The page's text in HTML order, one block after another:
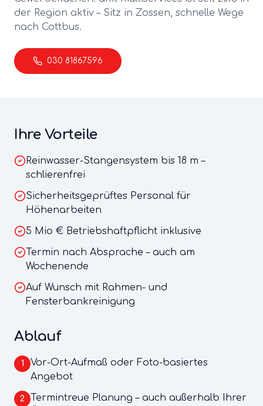
der Region aktiv – Sitz in Zossen, schnelle Wege
nach Cottbus.
030 81867596
Ihre Vorteile
Reinwasser-Stangensystem bis 18 m –
schlierenfrei
Sicherheitsgeprüftes Personal für
Höhenarbeiten
5 Mio € Betriebshaftpflicht inklusive
Termin nach Absprache – auch am
Wochenende
Auf Wunsch mit Rahmen- und
Fensterbankreinigung
Ablauf
1
Vor-Ort-Aufmaß oder Foto-basiertes
Angebot
2
Termintreue Planung – auch außerhalb Ihrer